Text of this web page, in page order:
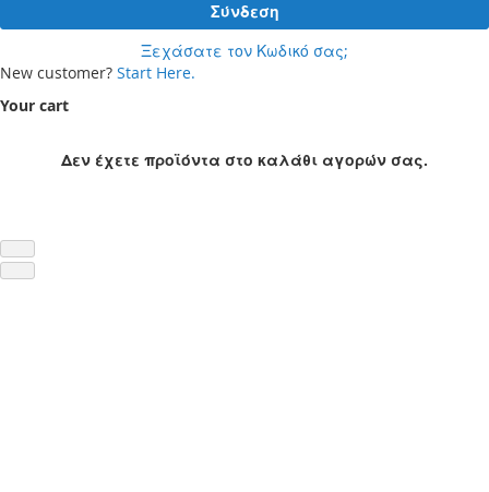
Σύνδεση
Ξεχάσατε τον Κωδικό σας;
New customer? Start Here.
Your cart
Δεν έχετε προϊόντα στο καλάθι αγορών σας.